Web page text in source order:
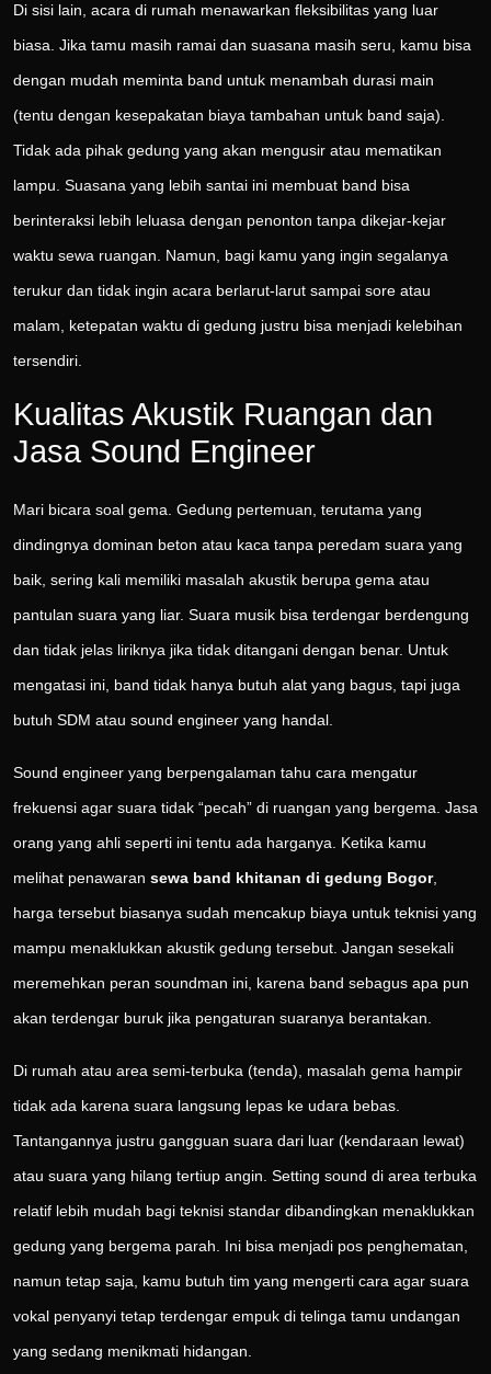
Di sisi lain, acara di rumah menawarkan fleksibilitas yang luar
biasa. Jika tamu masih ramai dan suasana masih seru, kamu bisa
dengan mudah meminta band untuk menambah durasi main
(tentu dengan kesepakatan biaya tambahan untuk band saja).
Tidak ada pihak gedung yang akan mengusir atau mematikan
lampu. Suasana yang lebih santai ini membuat band bisa
berinteraksi lebih leluasa dengan penonton tanpa dikejar-kejar
waktu sewa ruangan. Namun, bagi kamu yang ingin segalanya
terukur dan tidak ingin acara berlarut-larut sampai sore atau
malam, ketepatan waktu di gedung justru bisa menjadi kelebihan
tersendiri.
Kualitas Akustik Ruangan dan
Jasa Sound Engineer
Mari bicara soal gema. Gedung pertemuan, terutama yang
dindingnya dominan beton atau kaca tanpa peredam suara yang
baik, sering kali memiliki masalah akustik berupa gema atau
pantulan suara yang liar. Suara musik bisa terdengar berdengung
dan tidak jelas liriknya jika tidak ditangani dengan benar. Untuk
mengatasi ini, band tidak hanya butuh alat yang bagus, tapi juga
butuh SDM atau sound engineer yang handal.
Sound engineer yang berpengalaman tahu cara mengatur
frekuensi agar suara tidak “pecah” di ruangan yang bergema. Jasa
orang yang ahli seperti ini tentu ada harganya. Ketika kamu
melihat penawaran sewa band khitanan di gedung Bogor,
harga tersebut biasanya sudah mencakup biaya untuk teknisi yang
mampu menaklukkan akustik gedung tersebut. Jangan sesekali
meremehkan peran soundman ini, karena band sebagus apa pun
akan terdengar buruk jika pengaturan suaranya berantakan.
Di rumah atau area semi-terbuka (tenda), masalah gema hampir
tidak ada karena suara langsung lepas ke udara bebas.
Tantangannya justru gangguan suara dari luar (kendaraan lewat)
atau suara yang hilang tertiup angin. Setting sound di area terbuka
relatif lebih mudah bagi teknisi standar dibandingkan menaklukkan
gedung yang bergema parah. Ini bisa menjadi pos penghematan,
namun tetap saja, kamu butuh tim yang mengerti cara agar suara
vokal penyanyi tetap terdengar empuk di telinga tamu undangan
yang sedang menikmati hidangan.